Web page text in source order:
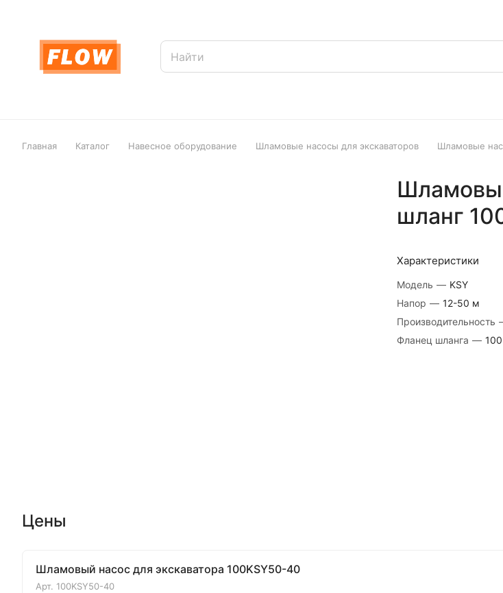
Главная Каталог Навесное оборудование Шламовые насосы для экскаваторов Шламовые
шланг
Характеристики
Модель — KSY
Напор — 12-50 м
Производительность
Фланец шланга —
Цены
Шламовый насос для экскаватора 100KSY50-40
Арт. 100KSY50-40